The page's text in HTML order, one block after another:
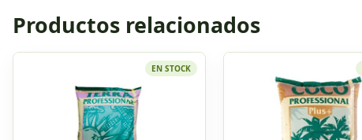
Productos relacionados
EN STOCK